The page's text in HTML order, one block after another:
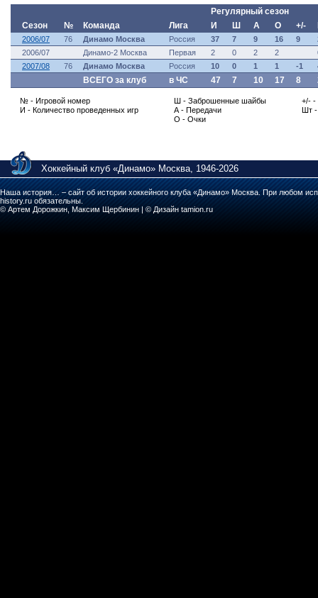
Регулярный сезон
Сезон
№ Команда Лига И Ш А О +/-
2006/07 76 Динамо Москва Россия 37 7 9 16 9
2006/07
Динамо-2 Москва Первая 2 0 2 2
2007/08
76 Динамо Москва Россия 10 0 1 1 -1
ВСЕГО за клуб в ЧС 47 7 10 17 8
№ - Игровой номер
И - Количество проведенных игр
Ш - Заброшенные шайбы
А - Передачи
О - Очки
+/-
Шт -
Хоккейный клуб «Динамо» Москва, 1946-2026
Наша история… – сайт об истории хоккейного клуба «Динамо» Москва. При любом
history.ru обязательны.
© Артем Дорожкин, Максим Щербинин | © Дизайн tamion.ru